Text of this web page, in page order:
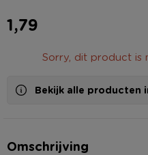
1,79
Sorry, dit product is
Bekijk alle producten
Omschrijving